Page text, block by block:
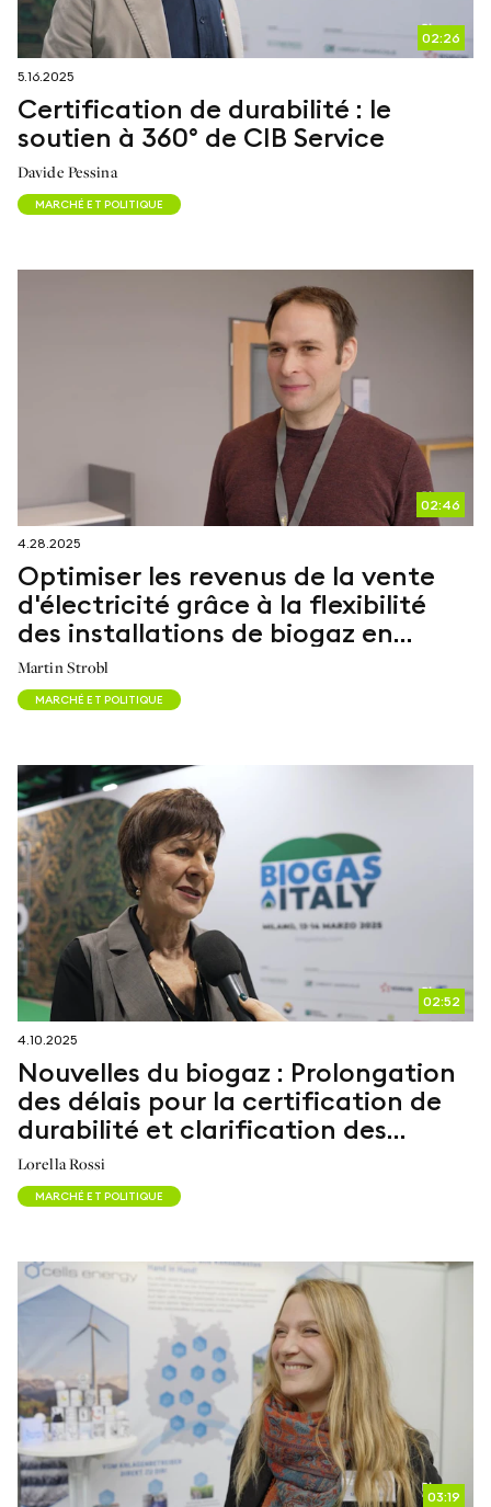
02:26
5.16.2025
Certification de durabilité : le
soutien à 360° de CIB Service
Davide Pessina
MARCHÉ ET POLITIQUE
02:46
4.28.2025
Optimiser les revenus de la vente
d'électricité grâce à la flexibilité
des installations de biogaz en
Allemagne
Martin Strobl
MARCHÉ ET POLITIQUE
02:52
4.10.2025
Nouvelles du biogaz : Prolongation
des délais pour la certification de
durabilité et clarification des
problématiques liées aux biomasses
Lorella Rossi
MARCHÉ ET POLITIQUE
03:19